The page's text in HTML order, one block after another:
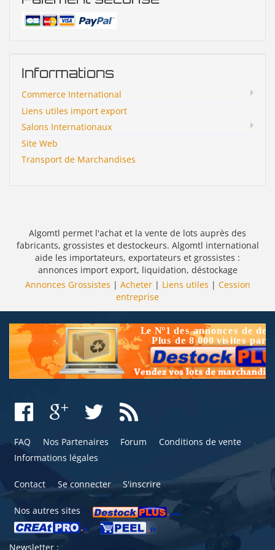
Informations
Commerce International
Liens utiles import export
Salons Internationaux
Site Web
Transport de Marchandises
Algomtl permet l'achat et la vente de lots auprès des
fabricants, grossistes et destockeurs. Algomtl international
aide les importateurs, exportateurs et grossistes :
annonces import export, liquidation, déstockage
Annonces Grossistes | Acheter| Liens utiles | Cession
entreprise
FAQ Nos Partenaires Forum
Conditions de vente
Informations légales
Contact Se connecter S'inscrire
Nos autres sites
Newsletter :